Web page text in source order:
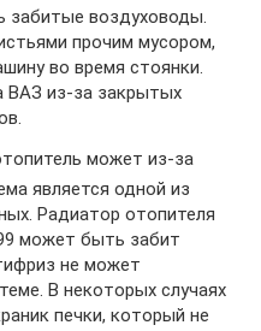
забитые воздуховоды.
прочим мусором,
во время стоянки.
ВАЗ из-за закрытых
может из-за
является одной из
Радиатор отопителя
может быть забит
не может
В некоторых случаях
печки, который не